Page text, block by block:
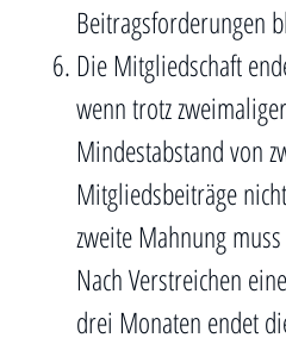
Beitragsforderungen
Die Mitgliedschaft
wenn trotz
Mindestabstand von
Mitgliedsbeiträge
zweite Mahnung
Nach Verstreichen
drei Monaten endet